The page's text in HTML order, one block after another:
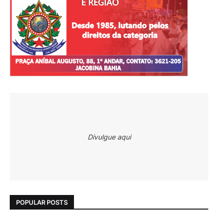
Divulgue aqui
POPULAR POSTS